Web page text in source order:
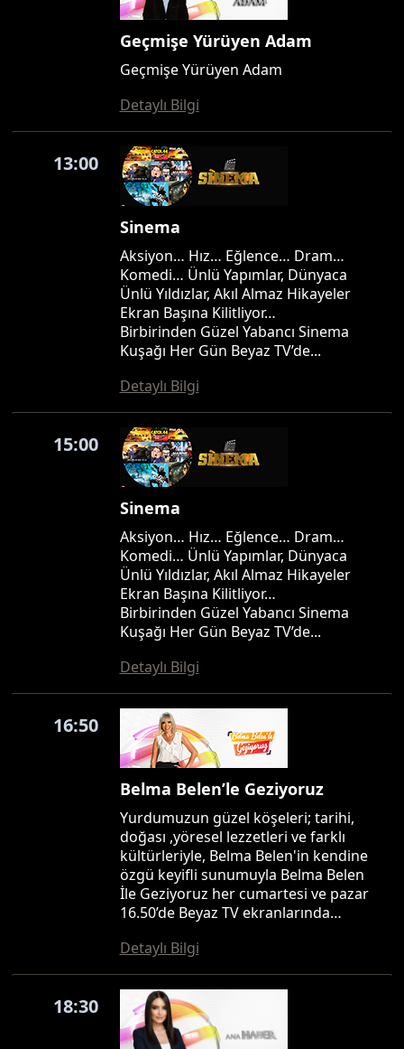
Geçmişe Yürüyen Adam
Geçmişe Yürüyen Adam
Detaylı Bilgi
13:00
Sinema
Aksiyon… Hız… Eğlence… Dram…
Komedi… Ünlü Yapımlar, Dünyaca
Ünlü Yıldızlar, Akıl Almaz Hikayeler
Ekran Başına Kilitliyor…
Birbirinden Güzel Yabancı Sinema
Kuşağı Her Gün Beyaz TV’de...
Detaylı Bilgi
15:00
Sinema
Aksiyon… Hız… Eğlence… Dram…
Komedi… Ünlü Yapımlar, Dünyaca
Ünlü Yıldızlar, Akıl Almaz Hikayeler
Ekran Başına Kilitliyor…
Birbirinden Güzel Yabancı Sinema
Kuşağı Her Gün Beyaz TV’de...
Detaylı Bilgi
16:50
Belma Belen’le Geziyoruz
Yurdumuzun güzel köşeleri; tarihi,
doğası ,yöresel lezzetleri ve farklı
kültürleriyle, Belma Belen'in kendine
özgü keyifli sunumuyla Belma Belen
İle Geziyoruz her cumartesi ve pazar
16.50’de Beyaz TV ekranlarında…
Detaylı Bilgi
18:30